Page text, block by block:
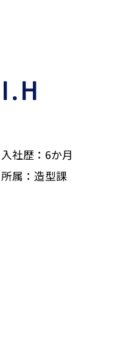
I.H
入社歴：6か月
所属：造型課